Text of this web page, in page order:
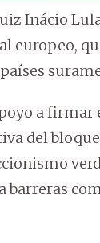
Inácio
europeo,
a firmar
del